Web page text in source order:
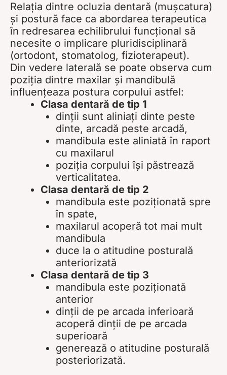
Relația dintre ocluzia dentară (mușcatura)
și postură face ca abordarea terapeutica
în redresarea echilibrului funcțional să
necesite o implicare pluridisciplinară
(ortodont, stomatolog, fizioterapeut).
Din vedere laterală se poate observa cum
poziția dintre maxilar și mandibulă
influențeaza postura corpului astfel:
Clasa dentară de tip 1
dinții sunt aliniați dinte peste
dinte, arcadă peste arcadă,
mandibula este aliniată în raport
cu maxilarul
poziția corpului își păstrează
verticalitatea.
Clasa dentară de tip 2
mandibula este poziționată spre
în spate,
maxilarul acoperă tot mai mult
mandibula
duce la o atitudine posturală
anteriorizată
Clasa dentară de tip 3
mandibula este poziționată
anterior
dinții de pe arcada inferioară
acoperă dinții de pe arcada
superioară
generează o atitudine posturală
posteriorizată.